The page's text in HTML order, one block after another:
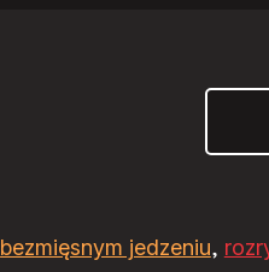
bezmięsnym jedzeniu,